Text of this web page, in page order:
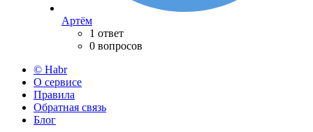
Артём
1 ответ
0 вопросов
© Habr
О сервисе
Правила
Обратная связь
Блог